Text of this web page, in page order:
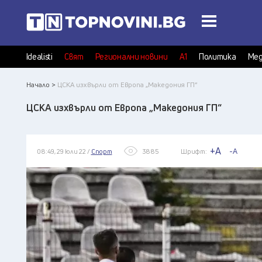
Idealisti Свят Регионални новини А1 Политика
Начало > ЦСКА изхвърли от Европа „Македония ГП“
ЦСКА изхвърли от Европа „Македония ГП“
08:49, 29 юли 22 / Спорт 3885 Шрифт: +A -A